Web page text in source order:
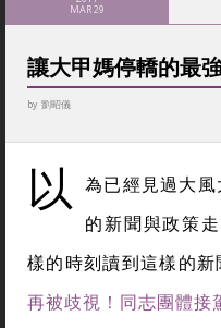
MAR 29
讓大甲媽停轎的最
by 劉昭儀
以 為已經見過大
的新聞與政策
樣的時刻讀到這樣的新
再被歧視！同志團體接